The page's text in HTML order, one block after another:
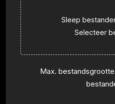
Sleep
Selecteer
Max.